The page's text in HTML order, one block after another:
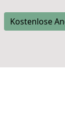
Kostenlose